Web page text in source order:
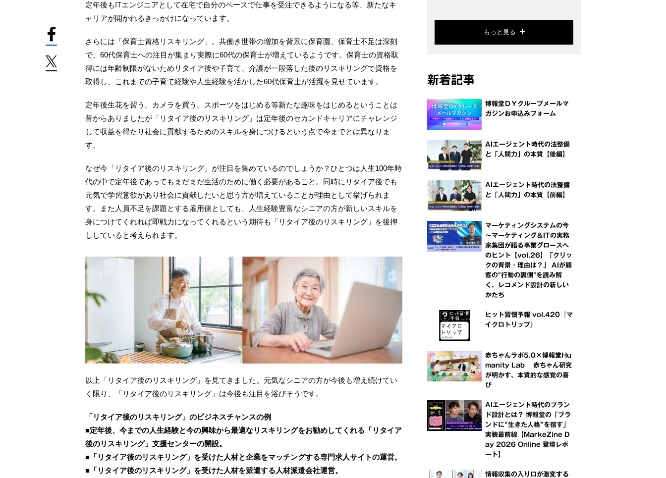
定年後もITエンジニアとして在宅で自分のペースで仕事を受注できるようになる等、新たなキ
ャリアが開かれるきっかけになっています。
さらには「保育士資格リスキリング」。共働き世帯の増加を背景に保育園、保育士不足は深刻
で、60代保育士への注目が集まり実際に60代の保育士が増えているようです。保育士の資格取
得には年齢制限がないためリタイア後や子育て、介護が一段落した後のリスキリングで資格を
取得し、これまでの子育て経験や人生経験を活かした60代保育士が活躍を見せています。
定年後生花を習う。カメラを買う。スポーツをはじめる等新たな趣味をはじめるということは
昔からありましたが「リタイア後のリスキリング」は定年後のセカンドキャリアにチャレンジ
して収益を得たり社会に貢献するためのスキルを身につけるという点で今までとは異なりま
す。
なぜ今「リタイア後のリスキリング」が注目を集めているのでしょうか？ひとつは人生100年時
代の中で定年後であってもまだまだ生活のために働く必要があること。同時にリタイア後でも
元気で学習意欲があり社会に貢献したいと思う方が増えていることが理由として挙げられま
す。また人員不足を課題とする雇用側としても、人生経験豊富なシニアの方が新しいスキルを
身につけてくれれば即戦力になってくれるという期待も「リタイア後のリスキリング」を後押
ししていると考えられます。
以上「リタイア後のリスキリング」を見てきました。元気なシニアの方が今後も増え続けてい
く限り、「リタイア後のリスキリング」は今後も注目を浴びそうです。
「リタイア後のリスキリング」のビジネスチャンスの例
■定年後、今までの人生経験と今の興味から最適なリスキリングをお勧めしてくれる「リタイア
後のリスキリング」支援センターの開設。
■「リタイア後のリスキリング」を受けた人材と企業をマッチングする専門求人サイトの運営。
■「リタイア後のリスキリング」を受けた人材を派遣する人材派遣会社運営。
もっと見る
新着記事
博報堂ＤＹグループメールマ
ガジンお申込みフォーム
AIエージェント時代の法整備
と「人間力」の本質【後編】
AIエージェント時代の法整備
と「人間力」の本質【前編】
マーケティングシステムの今
～マーケティング＆ITの実務
家集団が語る事業グロースへ
のヒント【vol.26】「クリッ
クの背景・理由は？」 AIが顧
客の"行動の裏側"を読み解
く、レコメンド設計の新しい
かたち
ヒット習慣予報 vol.420『マ
イクロトリップ』
赤ちゃんラボ5.0×博報堂Hu
manity Lab 赤ちゃん研究
が明かす、本質的な感覚の喜
び
AIエージェント時代のブラン
ド設計とは？ 博報堂の「ブラ
ンドに“生きた人格”を宿す」
実装最前線【MarkeZine D
ay 2026 Online 登壇レポ
ート】
情報収集の入り口が激変する